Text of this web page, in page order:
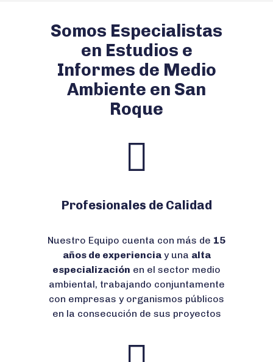
Somos Especialistas
en Estudios e
Informes de Medio
Ambiente en San
Roque
Profesionales de Calidad
Nuestro Equipo cuenta con más de 15
años de experienciay una alta
especialización en el sector medio
ambiental, trabajando conjuntamente
con empresas y organismos públicos
en la consecución de sus proyectos